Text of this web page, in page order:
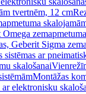
tvertnēm, 12 cm
Geberit Sigma
sistēmas ar
skalošanai
Montāžas
ar elektronisku